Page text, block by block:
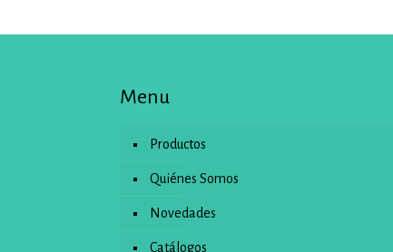
Menu
Productos
Quiénes Somos
Novedades
Catálogos